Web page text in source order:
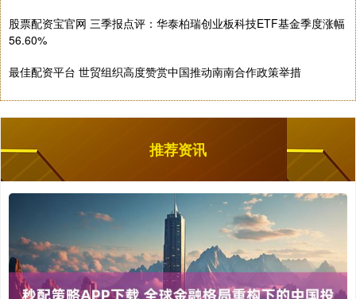
股票配资宝官网 三季报点评：华泰柏瑞创业板科技ETF基金季度涨幅
56.60%
最佳配资平台 世贸组织高度赞赏中国推动南南合作政策举措
推荐资讯